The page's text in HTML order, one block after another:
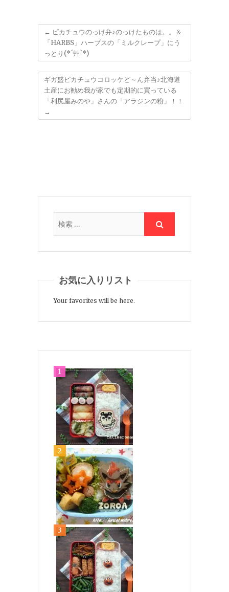
← ピカチュウのっけ弁♪のっけたものは。。＆
「HARBS」ハーブスの「ミルクレープ」にう
っとり(*´艸`*)
ギガ盛ピカチュウコロッケど～ん弁当♪北海道
土産にお勧め我が家でも定期的に買っている
「利尻屋みのや」さんの「アラジンの粉」！！
→
お気に入りリスト
Your favorites will be here.